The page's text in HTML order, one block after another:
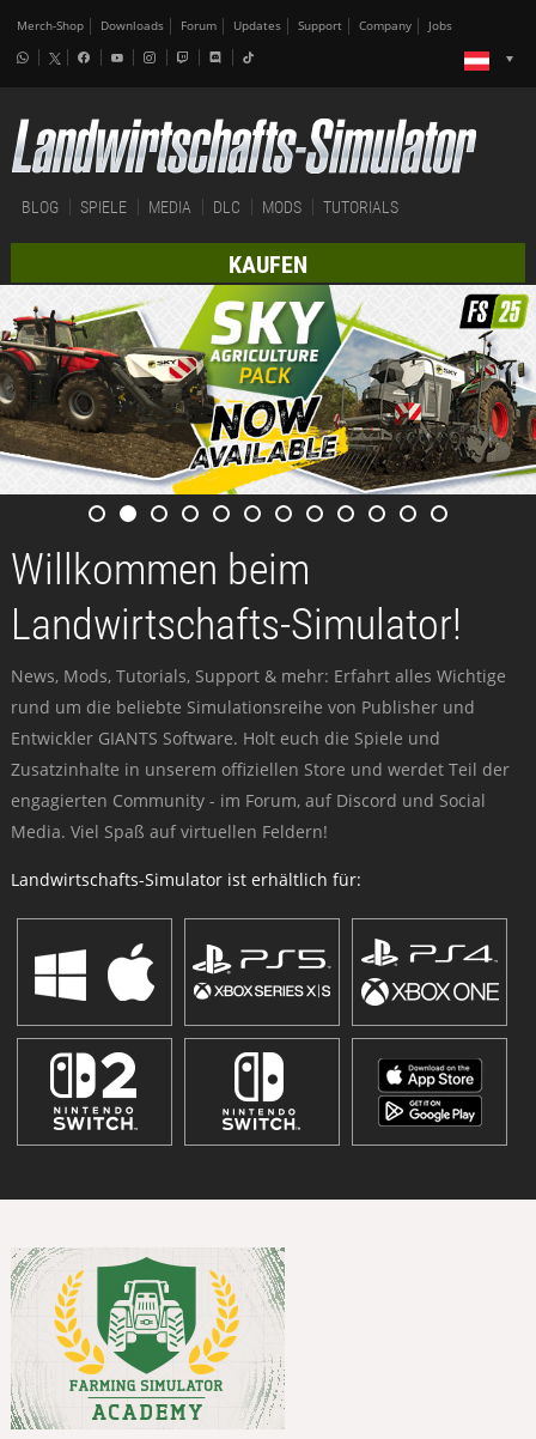
Merch-Shop Downloads Forum Updates Support Company Jobs
BLOG SPIELE MEDIA DLC MODS TUTORIALS
KAUFEN
Willkommen beim
Landwirtschafts-Simulator!
News, Mods, Tutorials, Support & mehr: Erfahrt alles Wichtige
rund um die beliebte Simulationsreihe von Publisher und
Entwickler GIANTS Software. Holt euch die Spiele und
Zusatzinhalte in unserem offiziellen Store und werdet Teil der
engagierten Community - im Forum, auf Discord und Social
Media. Viel Spaß auf virtuellen Feldern!
Landwirtschafts-Simulator ist erhältlich für: